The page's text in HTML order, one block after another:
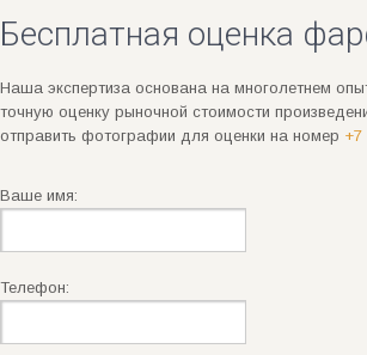
Бесплатная оценка
Наша экспертиза основана на многолетнем
точную оценку рыночной стоимости
отправить фотографии для оценки на номер +7
Ваше имя:
Телефон: